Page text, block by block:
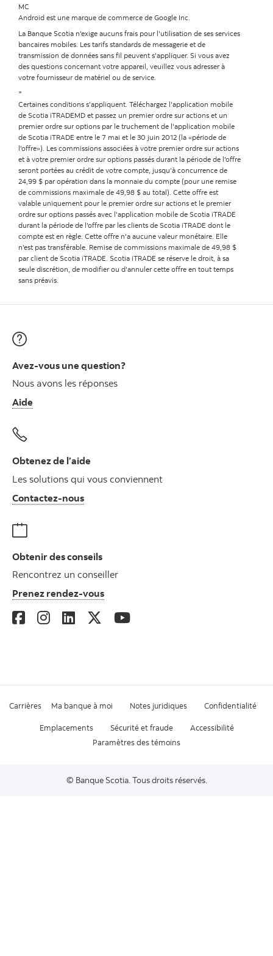
MC
Android est une marque de commerce de Google Inc.
La Banque Scotia n'exige aucuns frais pour l'utilisation de ses services
bancaires mobiles. Les tarifs standards de messagerie et de
transmission de données sans fil peuvent s'appliquer. Si vous avez
des questions concernant votre appareil, veuillez vous adresser à
votre fournisseur de matériel ou de service.
*
Certaines conditions s'appliquent. Téléchargez l'application mobile
de Scotia iTRADEMD et passez un premier ordre sur actions et un
premier ordre sur options par le truchement de l'application mobile
de Scotia iTRADE entre le 7 mai et le 30 juin 2012 (la «période de
l'offre»). Les commissions associées à votre premier ordre sur actions
et à votre premier ordre sur options passés durant la période de l'offre
seront portées au crédit de votre compte, jusqu'à concurrence de
24,99 $ par opération dans la monnaie du compte (pour une remise
de commissions maximale de 49,98 $ au total). Cette offre est
valable uniquement pour le premier ordre sur actions et le premier
ordre sur options passés avec l'application mobile de Scotia iTRADE
durant la période de l'offre par les clients de Scotia iTRADE dont le
compte est en règle. Cette offre n'a aucune valeur monétaire. Elle
n'est pas transférable. Remise de commissions maximale de 49,98 $
par client de Scotia iTRADE. Scotia iTRADE se réserve le droit, à sa
seule discrétion, de modifier ou d'annuler cette offre en tout temps
sans préavis.
Avez-vous une question?
Nous avons les réponses
Aide
Obtenez de l’aide
Les solutions qui vous conviennent
Contactez-nousAutres numéros, contactez-nous par
Obtenir des conseils
Rencontrez un conseiller
Prenez rendez-vous
Carrières Ma banque à moi Notes juridiques Confidentialité
Emplacements Sécurité et fraude
Accessibilité
Paramètres des témoins
© Banque Scotia. Tous droits réservés.